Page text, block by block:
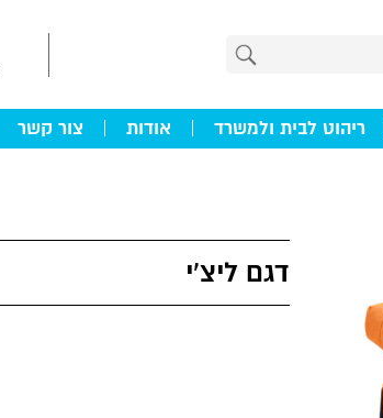
ריהוט לבית ולמשרד אודות צור קשר
דגם ליצ'י